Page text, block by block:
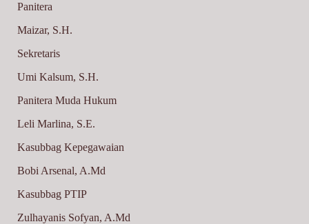
Panitera
Maizar, S.H.
Sekretaris
Umi Kalsum, S.H.
Panitera Muda Hukum
Leli Marlina, S.E.
Kasubbag Kepegawaian
Bobi Arsenal, A.Md
Kasubbag PTIP
Zulhayanis Sofyan, A.Md